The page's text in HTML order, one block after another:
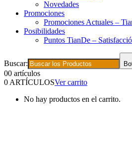
Novedades
Promociones
Promociones Actuales –
Posibilidades
Puntos TianDe –
Buscar:
00 artículos
0 ARTÍCULOSVer carrito
No hay productos en el carrito.